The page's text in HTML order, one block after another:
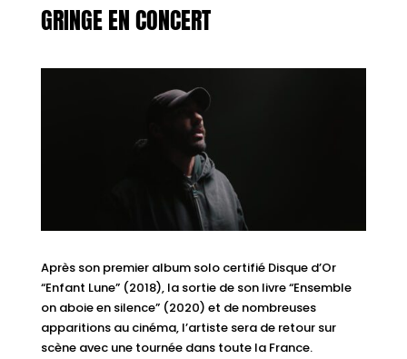
GRINGE EN CONCERT
Après son premier album solo certifié Disque d’Or
“Enfant Lune” (2018), la sortie de son livre “Ensemble
on aboie en silence” (2020) et de nombreuses
apparitions au cinéma, l’artiste sera de retour sur
scène avec une tournée dans toute la France.